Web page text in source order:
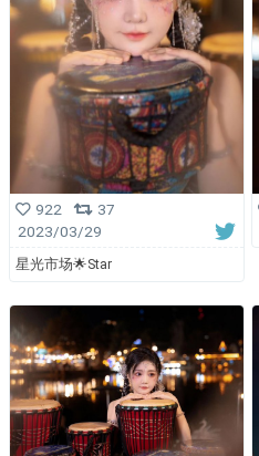
922
37
2023/03/29
星光市场🌟Star